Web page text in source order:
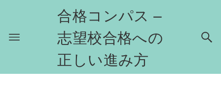
合格コンパス –
志望校合格への
正しい進み方